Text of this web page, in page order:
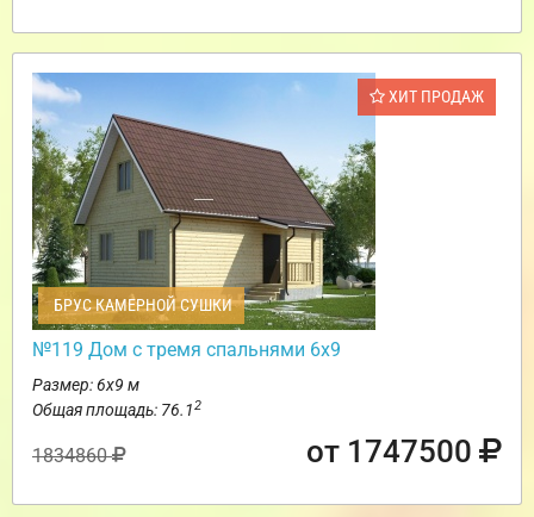
ХИТ ПРОДАЖ
БРУС КАМЕРНОЙ СУШКИ
№119 Дом с тремя спальнями 6х9
Размер: 6х9 м
Общая площадь: 76.12
1834860 от 1747500